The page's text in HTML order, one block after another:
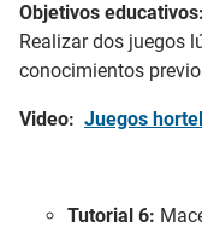
Objetivos educativos:
Realizar dos juegos
conocimientos
Video: Juegos
Tutorial 6: